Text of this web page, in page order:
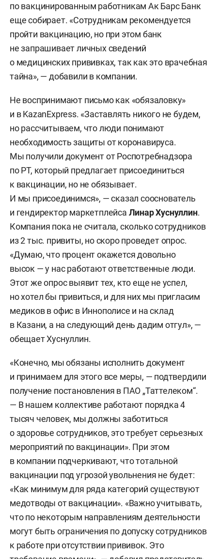
по вакцинированным работникам Ак Барс Банк
еще собирает. «Сотрудникам рекомендуется
пройти вакцинацию, но при этом банк
не запрашивает личных сведений
о медицинских прививках, так как это врачебная
тайна», — добавили в компании.
Не воспринимают письмо как «обязаловку»
и в KazanExpress. «Заставлять никого не будем,
но рассчитываем, что люди понимают
необходимость защиты от коронавируса.
Мы получили документ от Роспотребнадзора
по РТ, который предлагает присоединиться
к вакцинации, но не обязывает.
И мы присоединимся», — сказал сооснователь
и гендиректор маркетплейса Линар Хуснуллин.
Компания пока не считала, сколько сотрудников
из 2 тыс. привиты, но скоро проведет опрос.
«Думаю, что процент окажется довольно
высок — у нас работают ответственные люди.
Этот же опрос выявит тех, кто еще не успел,
но хотел бы привиться, и для них мы пригласим
медиков в офис в Иннополисе и на склад
в Казани, а на следующий день дадим отгул», —
обещает Хуснуллин.
«Конечно, мы обязаны исполнить документ
и принимаем для этого все меры, — подтвердили
получение постановления в ПАО „Таттелеком“.
— В нашем коллективе работают порядка 4
тысяч человек, мы должны заботиться
о здоровье сотрудников, это требует серьезных
мероприятий по вакцинации». При этом
в компании подчеркивают, что тотальной
вакцинации под угрозой увольнения не будет:
«Как минимум для ряда категорий существуют
медотводы от вакцинации». «Важно учитывать,
что по некоторым направлениям деятельности
могут быть ограничения по допуску сотрудников
к работе при отсутствии прививок. Это